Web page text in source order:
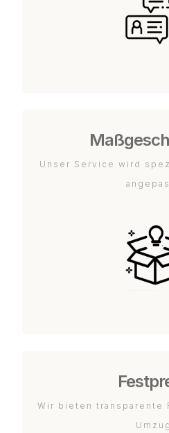
Unser Service wird
Wir bieten transparente
Umzug.